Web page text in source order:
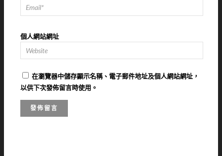
個人網站網址
在瀏覽器中儲存顯示名稱、電子郵件地址及個人網站網址，
以供下次發佈留言時使用。